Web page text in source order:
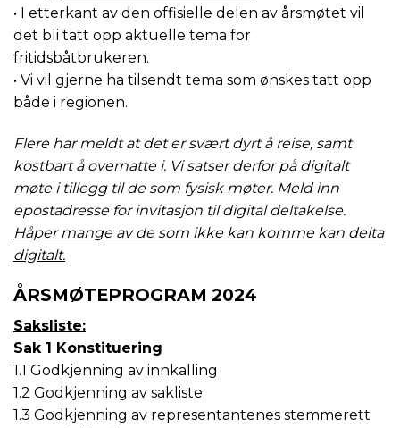
• I etterkant av den offisielle delen av årsmøtet vil
det bli tatt opp aktuelle tema for
fritidsbåtbrukeren.
• Vi vil gjerne ha tilsendt tema som ønskes tatt opp
både i regionen.
Flere har meldt at det er svært dyrt å reise, samt
kostbart å overnatte i. Vi satser derfor på digitalt
møte i tillegg til de som fysisk møter. Meld inn
epostadresse for invitasjon til digital deltakelse.
Håper mange av de som ikke kan komme kan delta
digitalt.
ÅRSMØTEPROGRAM 2024
Saksliste:
Sak 1 Konstituering
1.1 Godkjenning av innkalling
1.2 Godkjenning av sakliste
1.3 Godkjenning av representantenes stemmerett